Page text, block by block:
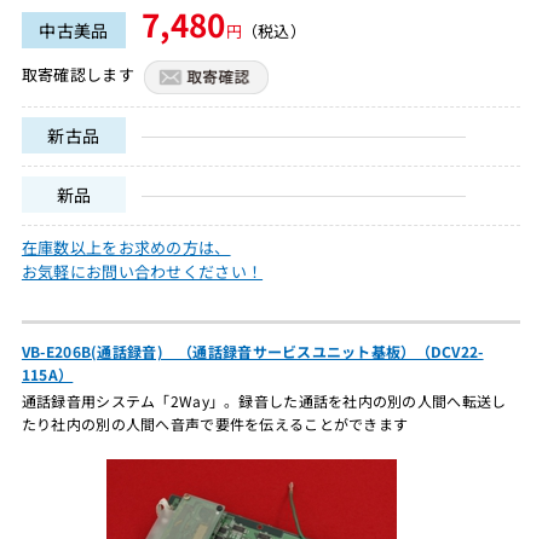
中古美品 7,480円 （税込）
取寄確認します
新古品
新品
在庫数以上をお求めの方は、
お気軽にお問い合わせください！
VB-E206B(通話録音) （通話録音サービスユニット基板）（DCV22-
115A）
通話録音用システム「2Way」。録音した通話を社内の別の人間へ転送し
たり社内の別の人間へ音声で要件を伝えることができます